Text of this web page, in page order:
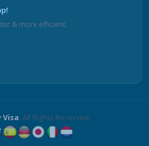
& more efficient.
Visa. All Rights Reserved.